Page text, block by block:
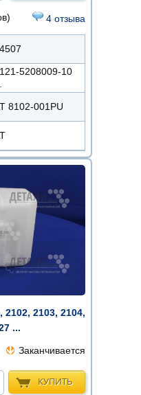
4 отзыва
5208009-10
8102-001PU
2103, 2104,
...
Заканчивается
КУПИТЬ